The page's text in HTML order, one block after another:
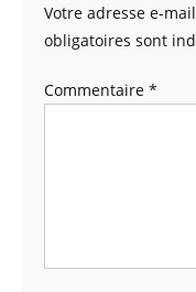
Votre adresse e-
obligatoires sont
Commentaire *